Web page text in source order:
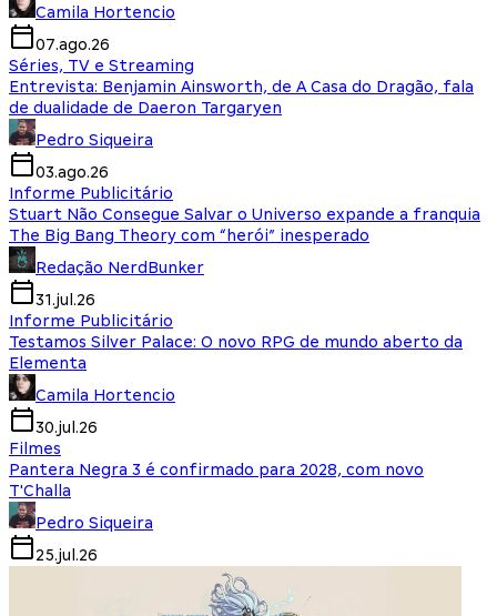
Camila Hortencio
07.ago.26
Séries, TV e Streaming
Entrevista: Benjamin Ainsworth, de A Casa do Dragão, fala
de dualidade de Daeron Targaryen
Pedro Siqueira
03.ago.26
Informe Publicitário
Stuart Não Consegue Salvar o Universo expande a franquia
The Big Bang Theory com “herói” inesperado
Redação NerdBunker
31.jul.26
Informe Publicitário
Testamos Silver Palace: O novo RPG de mundo aberto da
Elementa
Camila Hortencio
30.jul.26
Filmes
Pantera Negra 3 é confirmado para 2028, com novo
T'Challa
Pedro Siqueira
25.jul.26